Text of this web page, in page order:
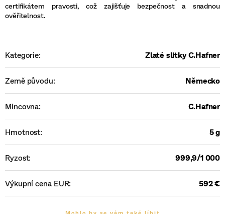
certifikátem pravosti, což zajišťuje bezpečnost a snadnou
ověřitelnost.
Kategorie: Zlaté slitky C.Hafner
Země původu: Německo
Mincovna: C.Hafner
Hmotnost: 5 g
Ryzost: 999,9/1 000
Výkupní cena EUR: 592 €